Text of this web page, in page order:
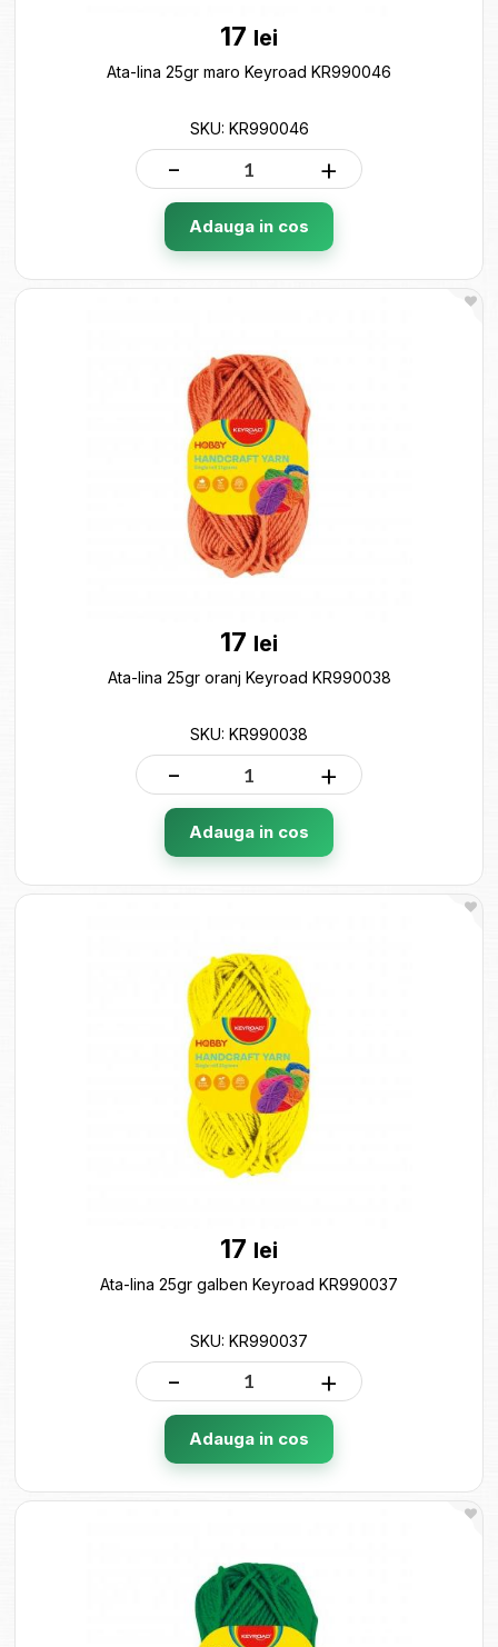
17 lei
Ata-lina 25gr maro Keyroad KR990046
SKU: KR990046
- +
Adauga in cos
17 lei
Ata-lina 25gr oranj Keyroad KR990038
SKU: KR990038
- +
Adauga in cos
17 lei
Ata-lina 25gr galben Keyroad KR990037
SKU: KR990037
- +
Adauga in cos